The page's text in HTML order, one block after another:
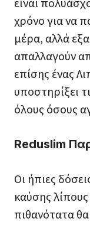
χρόνο για να
μέρα, αλλά
απαλλαγούν
επίσης ένας
υποστηρίξει
όλους όσους
Reduslim
Οι ήπιες
καύσης
πιθανότατα